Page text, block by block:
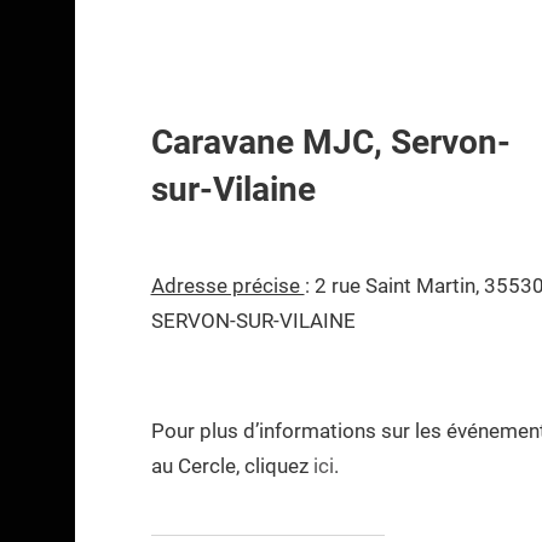
Caravane MJC, Servon-
sur-Vilaine
Adresse précise : 2 rue Saint Martin,
SERVON-SUR-VILAINE
Pour plus d’informations sur les
au Cercle, cliquez ici.